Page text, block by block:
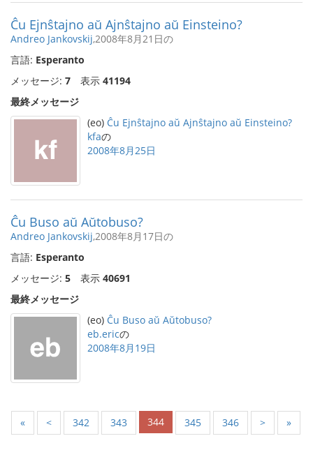
Ĉu Ejnŝtajno aŭ Ajnŝtajno aŭ Einsteino?
Andreo Jankovskij,2008年8月21日の
言語: Esperanto
メッセージ: 7 表示 41194
最終メッセージ
(eo) Ĉu Ejnŝtajno aŭ Ajnŝtajno aŭ Einsteino?
kfaの
2008年8月25日
Ĉu Buso aŭ Aŭtobuso?
Andreo Jankovskij,2008年8月17日の
言語: Esperanto
メッセージ: 5 表示 40691
最終メッセージ
(eo) Ĉu Buso aŭ Aŭtobuso?
eb.ericの
2008年8月19日
« < 342 343 344 345 346 > »